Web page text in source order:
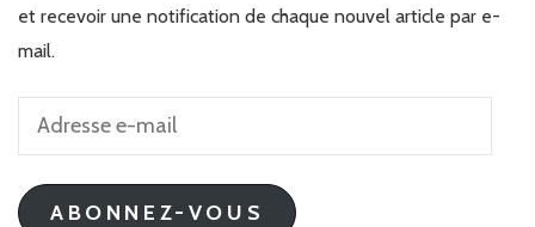
et recevoir une notification de chaque nouvel article par e-
mail.
Adresse
mail
ABONNEZ-VOUS